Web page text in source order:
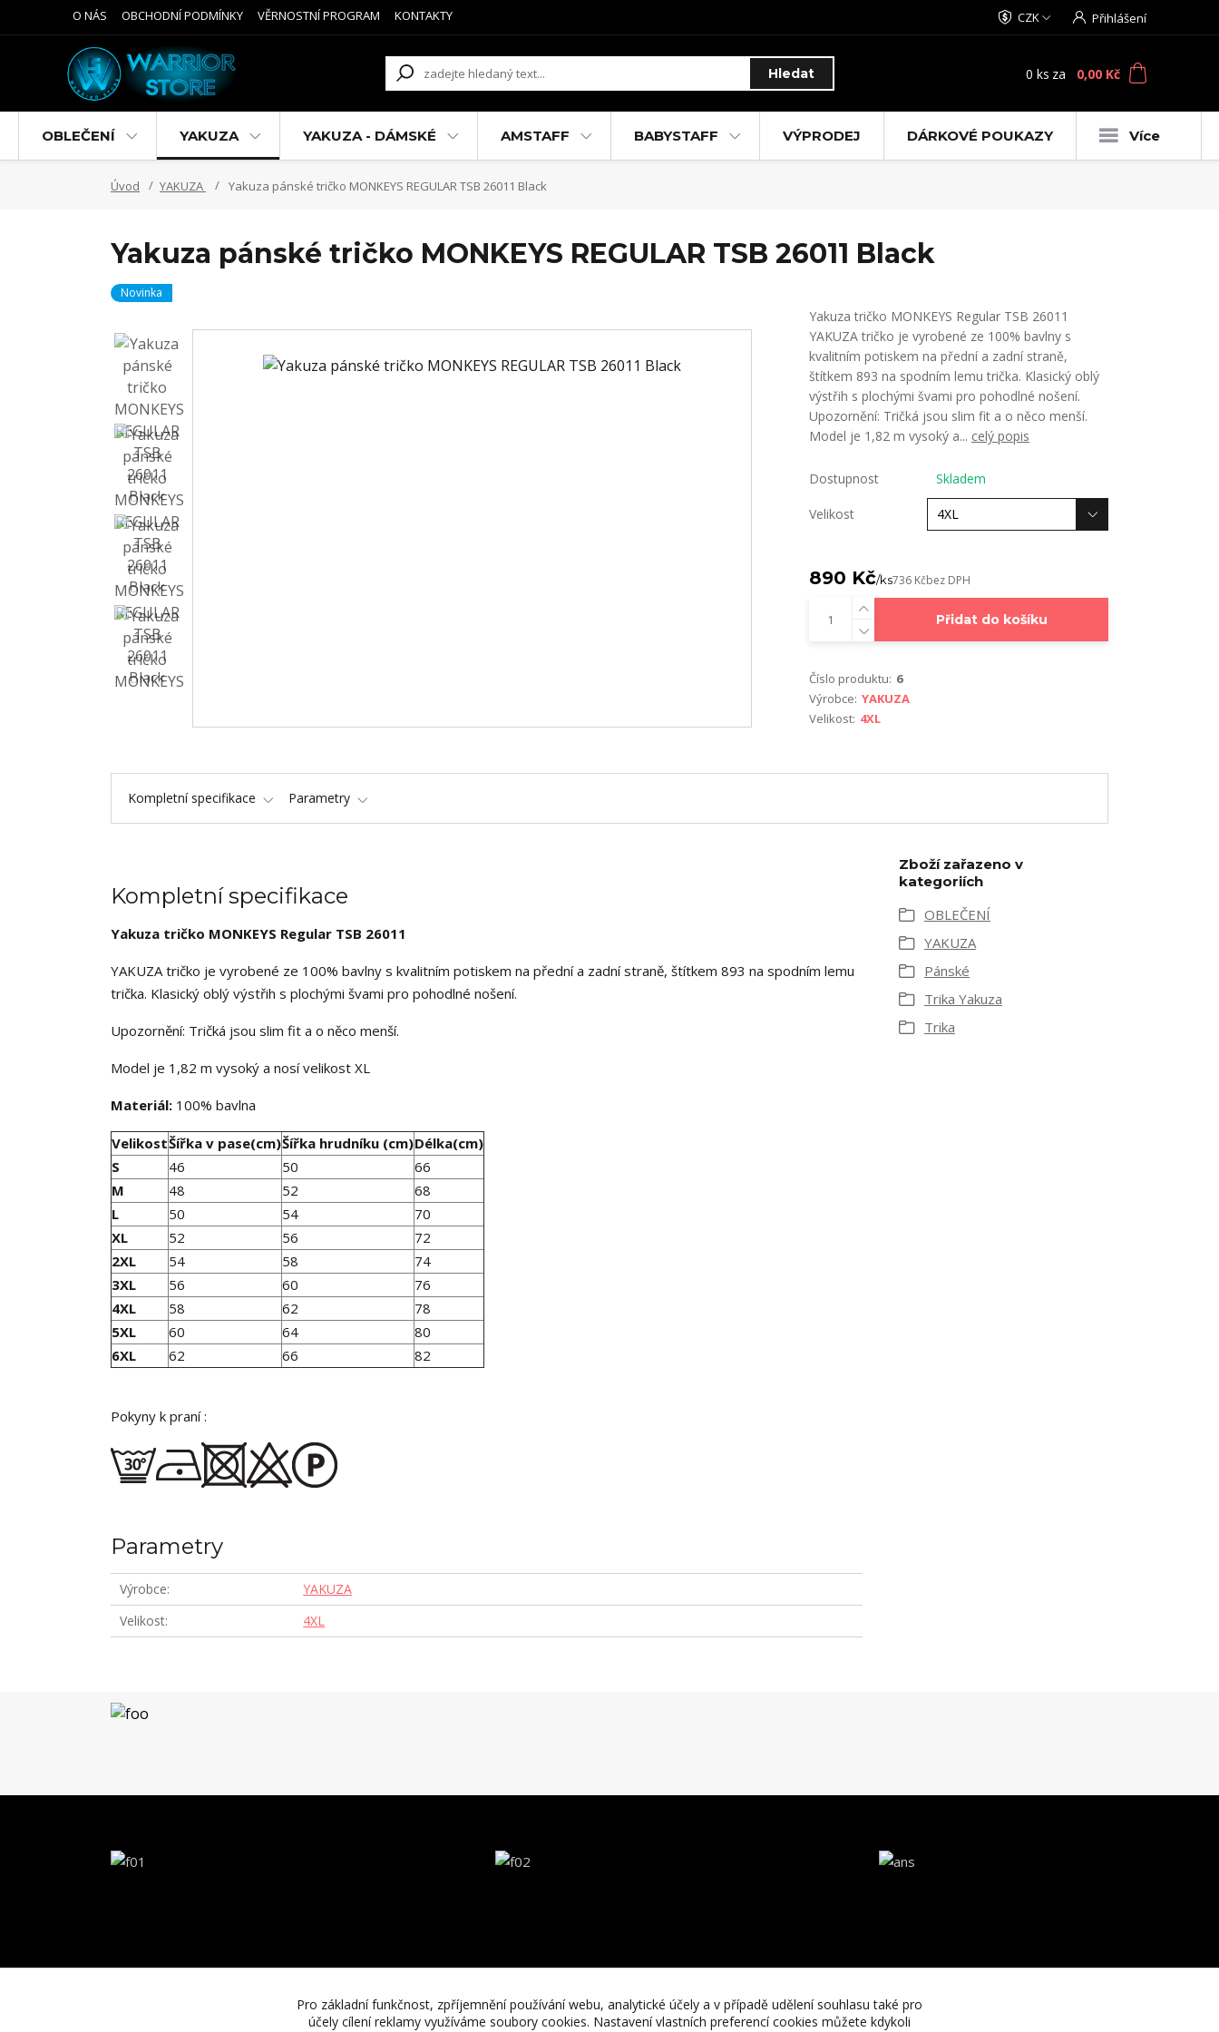
O NÁS OBCHODNÍ PODMÍNKY VĚRNOSTNÍ PROGRAM KONTAKTY CZK Přihlášení
Hledat 0 ks za 0,00 Kč
OBLEČENÍ YAKUZA YAKUZA - DÁMSKÉ AMSTAFF BABYSTAFF VÝPRODEJ DÁRKOVÉ POUKAZY Více
Úvod YAKUZA Yakuza pánské tričko MONKEYS REGULAR TSB 26011 Black
Yakuza pánské tričko MONKEYS REGULAR TSB 26011 Black
Novinka
Yakuza tričko MONKEYS Regular TSB 26011
YAKUZA tričko je vyrobené ze 100% bavlny s
kvalitním potiskem na přední a zadní straně,
štítkem 893 na spodním lemu trička. Klasický oblý
výstřih s plochými švami pro pohodlné nošení.
Upozornění: Tričká jsou slim fit a o něco menší.
Model je 1,82 m vysoký a... celý popis
Dostupnost Skladem
Velikost
890 Kč/ks736 Kčbez DPH
Přidat do košíku
Číslo produktu: 6
Výrobce: YAKUZA
Velikost: 4XL
Kompletní specifikace Parametry
Kompletní specifikace
Yakuza tričko MONKEYS Regular TSB 26011
YAKUZA tričko je vyrobené ze 100% bavlny s kvalitním potiskem na přední a zadní straně, štítkem 893 na spodním lemu
trička. Klasický oblý výstřih s plochými švami pro pohodlné nošení.
Upozornění: Tričká jsou slim fit a o něco menší.
Model je 1,82 m vysoký a nosí velikost XL
Materiál: 100% bavlna
VelikostŠířka v pase(cm)Šířka hrudníku (cm)Délka(cm)
S
46 50
66
M
48 52
68
L
50 54
70
XL
52 56
72
2XL
54 58
74
3XL
56 60
76
4XL
58 62
78
5XL
60 64
80
6XL
62 66 82
Pokyny k praní :
Parametry
Výrobce
YAKUZA
Velikost
4XL
Zboží zařazeno v
kategoriích
OBLEČENÍ
YAKUZA
Pánské
Trika Yakuza
Trika
Pro základní funkčnost, zpříjemnění používání webu, analytické účely a v případě udělení souhlasu také pro
účely cílení reklamy využíváme soubory cookies. Nastavení vlastních preferencí cookies můžete kdykoli